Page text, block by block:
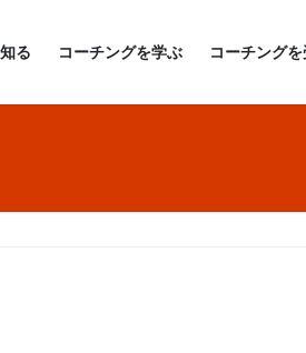
る コーチングを学ぶ コーチング